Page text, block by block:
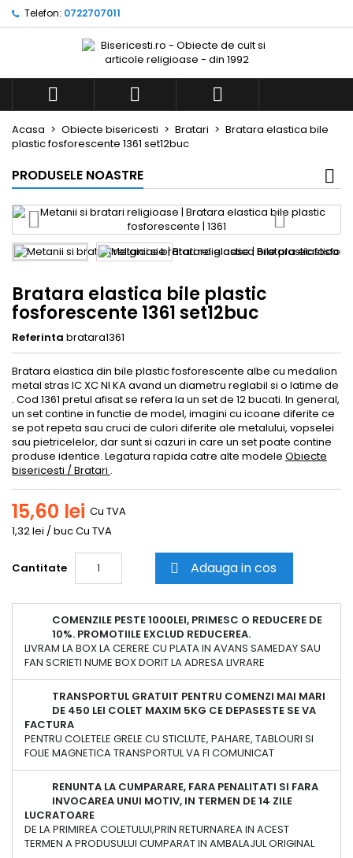
Telefon: 0722707011
  
Acasa Obiecte bisericesti Bratari
Bratara elastica bile
plastic fosforescente 1361 set12buc
PRODUSELE NOASTRE
Bratara elastica bile plastic
fosforescente 1361 set12buc
Referinta bratara1361
Bratara elastica din bile plastic fosforescente albe cu medalion
metal stras IC XC NI KA avand un diametru reglabil si o latime de
. Cod 1361 pretul afisat se refera la un set de 12 bucati. In general,
un set contine in functie de model, imagini cu icoane diferite ce
se pot repeta sau cruci de culori diferite ale metalului, vopselei
sau pietricelelor, dar sunt si cazuri in care un set poate contine
produse identice. Legatura rapida catre alte modele Obiecte
bisericesti / Bratari .
15,60 lei Cu TVA
1,32 lei / buc Cu TVA
Cantitate  Adauga in cos
COMENZILE PESTE 1000LEI, PRIMESC O REDUCERE DE
10%. PROMOTIILE EXCLUD REDUCEREA.
LIVRAM LA BOX LA CERERE CU PLATA IN AVANS SAMEDAY SAU
FAN SCRIETI NUME BOX DORIT LA ADRESA LIVRARE
TRANSPORTUL GRATUIT PENTRU COMENZI MAI MARI
DE 450 LEI COLET MAXIM 5KG CE DEPASESTE SE VA
FACTURA
PENTRU COLETELE GRELE CU STICLUTE, PAHARE, TABLOURI SI
FOLIE MAGNETICA TRANSPORTUL VA FI COMUNICAT
RENUNTA LA CUMPARARE, FARA PENALITATI SI FARA
INVOCAREA UNUI MOTIV, IN TERMEN DE 14 ZILE
LUCRATOARE
DE LA PRIMIREA COLETULUI,PRIN RETURNAREA IN ACEST
TERMEN A PRODUSULUI CUMPARAT IN AMBALAJUL ORIGINAL